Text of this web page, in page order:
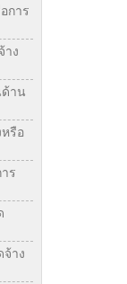
การ
าง
ด้าน
รือ
ร
าง